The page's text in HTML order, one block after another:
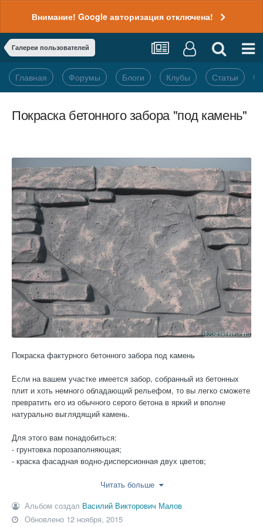
Внимание! Google авторизация отключена!
Галереи пользователей
Главная Форумы Блоги Клубы Статьи
Покраска бетонного забора "под камень"
Покраска фактурного бетонного забора под камень
Если на вашем участке имеется забор, собранный из бетонных
плит и хоть немного обладающий рельефом, то вы легко сможете
превратить его из обычного серого бетона в яркий и вполне
натурально выглядящий камень.
Для этого вам понадобиться:
- грунтовка порозаполняющая;
- краска фасадная водно-дисперсионная двух цветов;
длина ворса 10-12 мм) и кисти (для труднодоступных мест,
ширина 25-38 мм), либо краско-распылителя, забор покрывается
Читать больше
Альбом создал Василий Викторович Малов
Обновлено 12 ноября, 2015